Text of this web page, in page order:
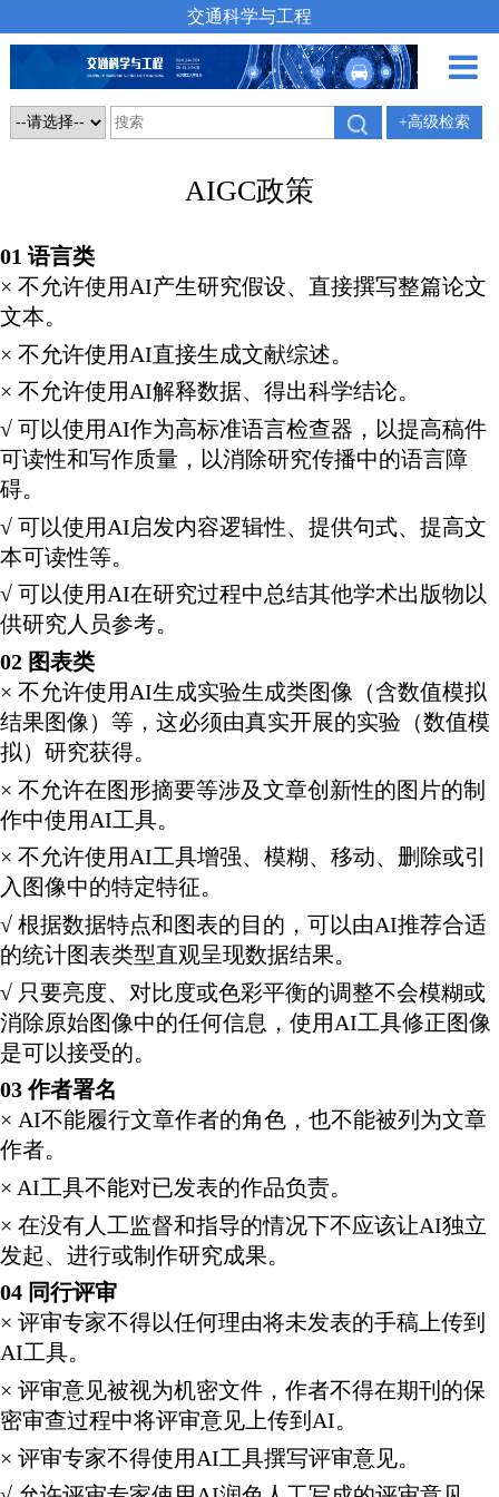
交通科学与工程
+高级检索
AIGC政策
01 语言类
× 不允许使用AI产生研究假设、直接撰写整篇论文
文本。
× 不允许使用AI直接生成文献综述。
× 不允许使用AI解释数据、得出科学结论。
√ 可以使用AI作为高标准语言检查器，以提高稿件
可读性和写作质量，以消除研究传播中的语言障
碍。
√ 可以使用AI启发内容逻辑性、提供句式、提高文
本可读性等。
√ 可以使用AI在研究过程中总结其他学术出版物以
供研究人员参考。
02 图表类
× 不允许使用AI生成实验生成类图像（含数值模拟
结果图像）等，这必须由真实开展的实验（数值模
拟）研究获得。
× 不允许在图形摘要等涉及文章创新性的图片的制
作中使用AI工具。
× 不允许使用AI工具增强、模糊、移动、删除或引
入图像中的特定特征。
√ 根据数据特点和图表的目的，可以由AI推荐合适
的统计图表类型直观呈现数据结果。
√ 只要亮度、对比度或色彩平衡的调整不会模糊或
消除原始图像中的任何信息，使用AI工具修正图像
是可以接受的。
03 作者署名
× AI不能履行文章作者的角色，也不能被列为文章
作者。
× AI工具不能对已发表的作品负责。
× 在没有人工监督和指导的情况下不应该让AI独立
发起、进行或制作研究成果。
04 同行评审
× 评审专家不得以任何理由将未发表的手稿上传到
AI工具。
× 评审意见被视为机密文件，作者不得在期刊的保
密审查过程中将评审意见上传到AI。
× 评审专家不得使用AI工具撰写评审意见。